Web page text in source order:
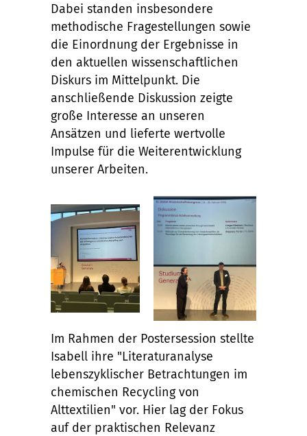
Dabei standen insbesondere
methodische Fragestellungen sowie
die Einordnung der Ergebnisse in
den aktuellen wissenschaftlichen
Diskurs im Mittelpunkt. Die
anschließende Diskussion zeigte
große Interesse an unseren
Ansätzen und lieferte wertvolle
Impulse für die Weiterentwicklung
unserer Arbeiten.
Im Rahmen der Postersession stellte
Isabell ihre "Literaturanalyse
lebenszyklischer Betrachtungen im
chemischen Recycling von
Alttextilien" vor. Hier lag der Fokus
auf der praktischen Relevanz